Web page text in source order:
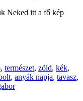
Neked itt a fő kép
, természet, zöld, kék,
, anyák napja, tavasz,